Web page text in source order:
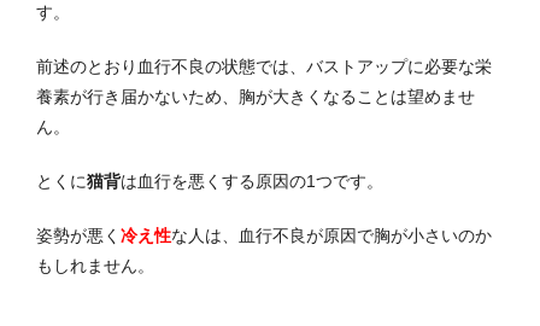
す。
前述のとおり血行不良の状態では、バストアップに必要な栄
養素が行き届かないため、胸が大きくなることは望めませ
ん。
とくに猫背は血行を悪くする原因の1つです。
姿勢が悪く 冷え性な人は、血行不良が原因で胸が小さいのか
もしれません。